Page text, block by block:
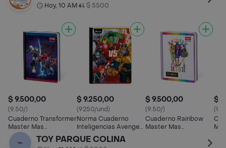
Hoy, 10 AM• $ 5500
$ 9.500,00
(9.50/)
Cuaderno Transformer
Master Mas
Cuadriculado 100
Hojas Cosido Scribe
$ 9.250,00
(9250/und)
Norma Cuaderno
Inteligencias Avenger
Cuadriculado Cosido
$ 9.500,00
(9.50/)
Cuaderno Rainbow
Master Mas
$
TOY PARQUE COLINA